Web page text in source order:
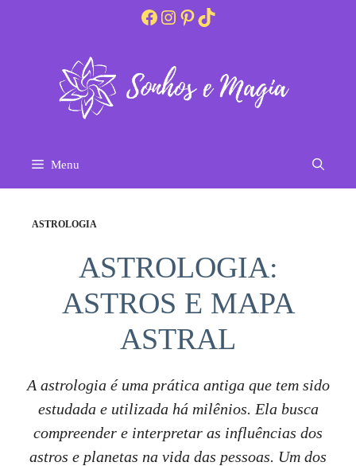
Facebook
Instagram
Pinterest
TikTok
Menu
ASTROLOGIA
ASTROLOGIA:
ASTROS E MAPA
ASTRAL
A astrologia é uma prática antiga que tem sido
estudada e utilizada há milênios. Ela busca
compreender e interpretar as influências dos
astros e planetas na vida das pessoas. Um dos